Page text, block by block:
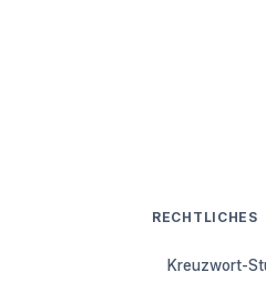
RECHTLICHES
Kreuzwort-